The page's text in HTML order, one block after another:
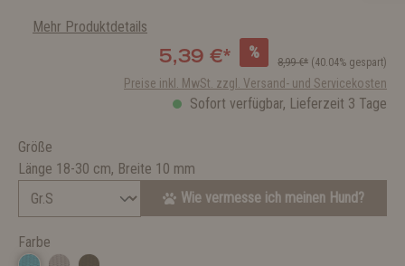
Mehr Produktdetails
5,39 €* %
8,99 €* (40.04% gespart)
Preise inkl. MwSt. zzgl. Versand- und Servicekosten
Sofort verfügbar, Lieferzeit 3 Tage
Größe
Länge 18-30 cm, Breite 10 mm
Wie vermesse ich meinen Hund?
Farbe